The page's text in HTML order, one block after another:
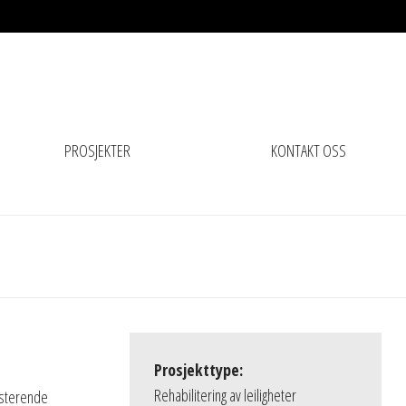
PROSJEKTER KONTAKT OSS
Prosjekttype:
Rehabilitering av leiligheter